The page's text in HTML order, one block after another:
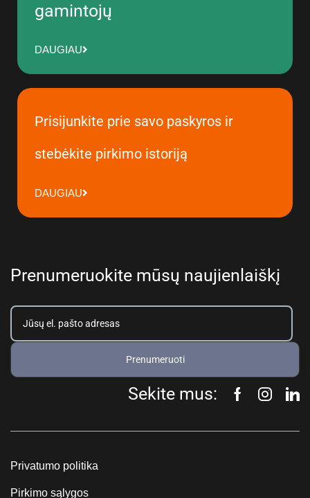
gamintojų
DAUGIAU
Prisijunkite prie savo paskyros ir
stebėkite pirkimo istoriją
DAUGIAU
Prenumeruokite mūsų naujienlaiškį
Prenumeruoti
Sekite mus:
Privatumo politika
Pirkimo sąlygos